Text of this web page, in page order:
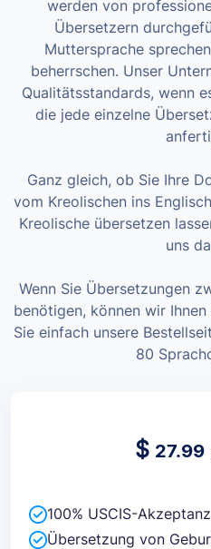
werden von
Übersetzern
Muttersprache
beherrschen. Unser
Qualitätsstandards, wenn
die jede einzelne
Ganz gleich, ob Sie Ihre
vom Kreolischen ins
Kreolische übersetzen
uns
Wenn Sie Übersetzungen
benötigen, können wir
Sie einfach unsere
80
$ 27.99
100% USCIS-
Übersetzung von